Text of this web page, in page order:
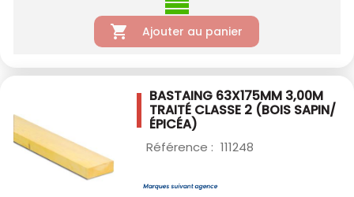
Ajouter au panier
BASTAING 63X175MM 3,00M
TRAITÉ CLASSE 2 (BOIS SAPIN/
ÉPICÉA)
Référence : 111248